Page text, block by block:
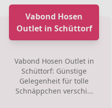
Vabond Hosen
Outlet in Schüttorf
Vabond Hosen Outlet in
Schüttorf: Günstige
Gelegenheit für tolle
Schnäppchen verschi...